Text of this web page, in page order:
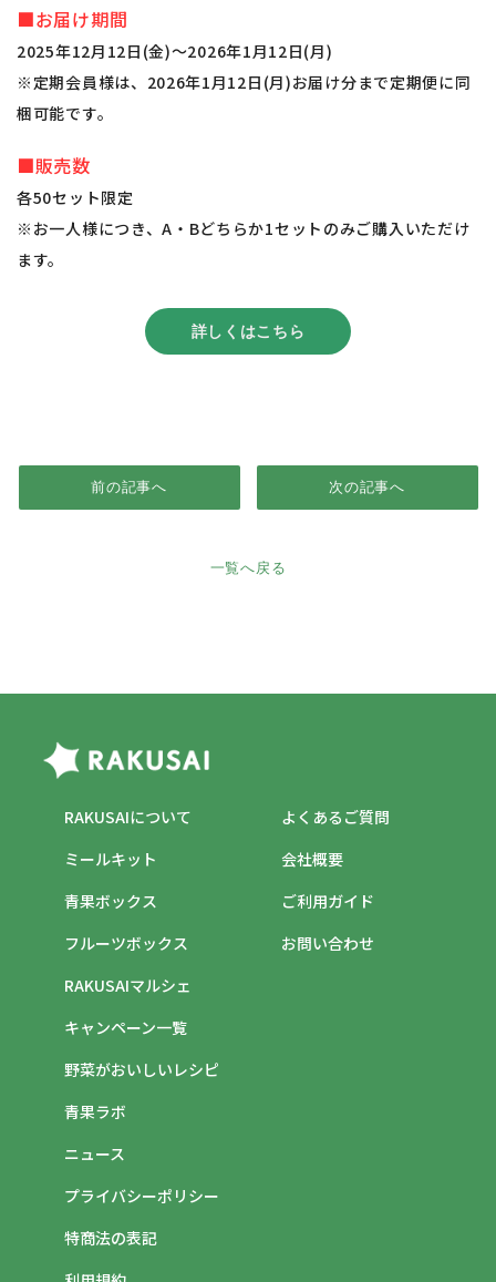
■お届け期間
2025年12月12日(金)～2026年1月12日(月)
※定期会員様は、2026年1月12日(月)お届け分まで定期便に同
梱可能です。
■販売数
各50セット限定
※お一人様につき、A・Bどちらか1セットのみご購入いただけ
ます。
詳しくはこちら
前の記事へ
一覧へ戻る
次の記事へ
RAKUSAIについて
ミールキット
青果ボックス
フルーツボックス
RAKUSAIマルシェ
キャンペーン一覧
野菜がおいしいレシピ
青果ラボ
ニュース
プライバシーポリシー
特商法の表記
よくあるご質問
ご利用ガイド
会社概要
お問い合わせ